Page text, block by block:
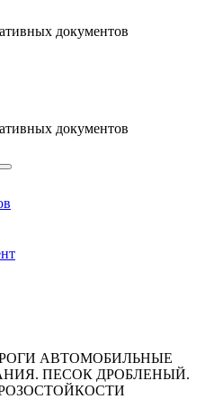
документов
документов
АВТОМОБИЛЬНЫЕ
ПЕСОК ДРОБЛЕНЫЙ.